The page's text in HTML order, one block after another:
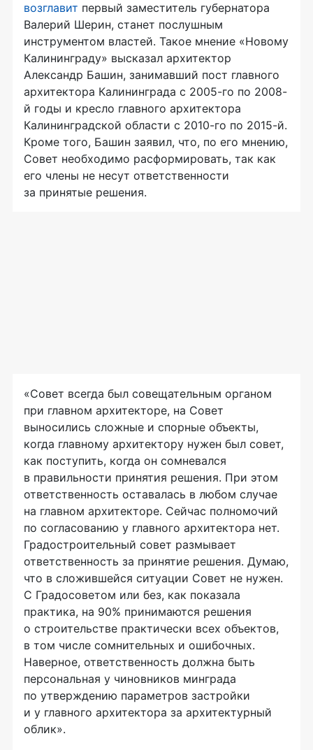
возглавит первый заместитель губернатора
Валерий Шерин, станет послушным
инструментом властей. Такое мнение «Новому
Калининграду» высказал архитектор
Александр Башин, занимавший пост главного
архитектора Калининграда с 2005-го по 2008-
й годы и кресло главного архитектора
Калининградской области с 2010-го по 2015-й.
Кроме того, Башин заявил, что, по его мнению,
Совет необходимо расформировать, так как
его члены не несут ответственности
за принятые решения.
«Совет всегда был совещательным органом
при главном архитекторе, на Совет
выносились сложные и спорные объекты,
когда главному архитектору нужен был совет,
как поступить, когда он сомневался
в правильности принятия решения. При этом
ответственность оставалась в любом случае
на главном архитекторе. Сейчас полномочий
по согласованию у главного архитектора нет.
Градостроительный совет размывает
ответственность за принятие решения. Думаю,
что в сложившейся ситуации Совет не нужен.
С Градосоветом или без, как показала
практика, на 90% принимаются решения
о строительстве практически всех объектов,
в том числе сомнительных и ошибочных.
Наверное, ответственность должна быть
персональная у чиновников минграда
по утверждению параметров застройки
и у главного архитектора за архитектурный
облик».